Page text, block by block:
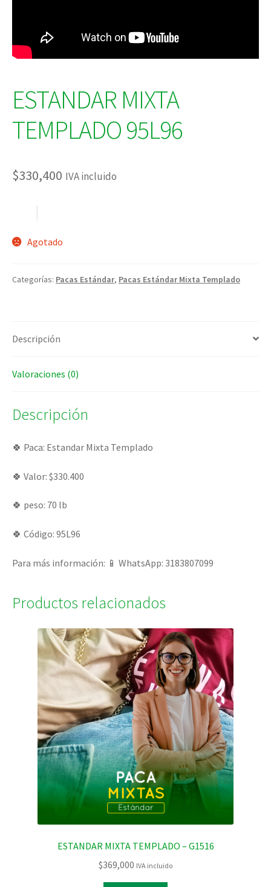
ESTANDAR MIXTA
TEMPLADO 95L96
$330,400 IVA incluido
Agotado
Categorías: Pacas Estándar, Pacas Estándar Mixta Templado
Descripción
Valoraciones (0)
Descripción
🍀 Paca: Estandar Mixta Templado
🍀 Valor: $330.400
🍀 peso: 70 lb
🍀 Código: 95L96
Para más información: 📱 WhatsApp: 3183807099
Productos relacionados
ESTANDAR MIXTA TEMPLADO – G1516
$369,000 IVA incluido